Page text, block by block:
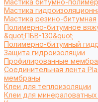
Мастика битумно-
Мастика
Мастика резино-битумная
Полимерно-битумное
&quot;ПБВ-130&quot;
Полимерно-битумный
Защита гидроизоляции
Профилированные
Соединительная лента
мембраны
Клеи для теплоизоляции
Клеи для